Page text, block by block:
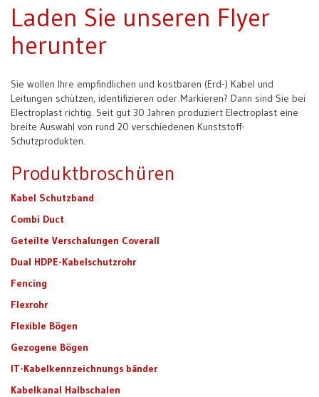
Laden Sie unseren Flyer
herunter
Sie wollen Ihre empfindlichen und kostbaren (Erd-) Kabel und
Leitungen schützen, identifizieren oder Markieren? Dann sind Sie bei
Electroplast richtig. Seit gut 30 Jahren produziert Electroplast eine
breite Auswahl von rund 20 verschiedenen Kunststoff-
Schutzprodukten.
Produktbroschüren
Kabel Schutzband
Combi Duct
Geteilte Verschalungen Coverall
Dual HDPE-Kabelschutzrohr
Fencing
Flexrohr
Flexible Bögen
Gezogene Bögen
IT-Kabelkennzeichnungs bänder
Kabelkanal Halbschalen